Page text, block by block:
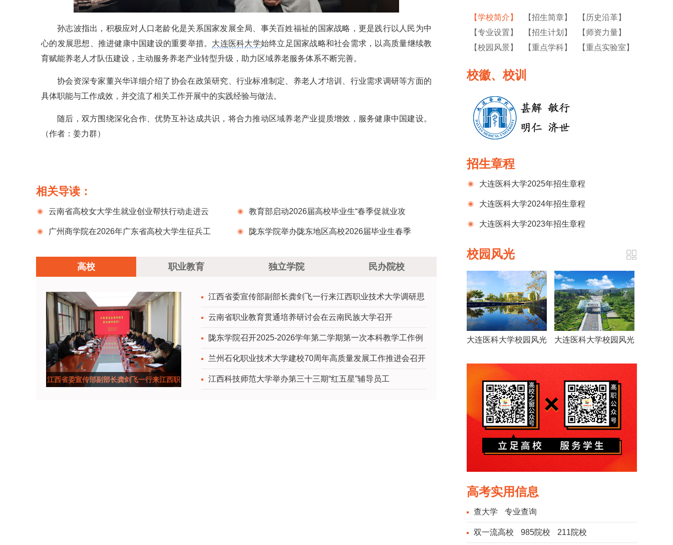
孙志波指出，积极应对人口老龄化是关系国家发展全局、事关百姓福祉的国家战略，更是践行以人民为中
心的发展思想、推进健康中国建设的重要举措。 大连医科大学始终立足国家战略和社会需求，以高质量继续教
育赋能养老人才队伍建设，主动服务养老产业转型升级，助力区域养老服务体系不断完善。
协会资深专家董兴华详细介绍了协会在政策研究、行业标准制定、养老人才培训、行业需求调研等方面的
具体职能与工作成效，并交流了相关工作开展中的实践经验与做法。
随后，双方围绕深化合作、优势互补达成共识，将合力推动区域养老产业提质增效，服务健康中国建设。
（作者：姜力群）
相关导读：
云南省高校女大学生就业创业帮扶行动走进云
南民族大学
教育部启动2026届高校毕业生“春季促就业攻
坚行动”
广州商学院在2026年广东省高校大学生征兵工 陇东学院举办陇东地区高校2026届毕业生春季
高校 职业教育 独立学院 民办院校
江西省委宣传部副部长龚剑飞一行来江西职
江西省委宣传部副部长龚剑飞一行来江西职业技术大学调研思
云南省职业教育贯通培养研讨会在云南民族大学召开
陇东学院召开2025-2026学年第二学期第一次本科教学工作例
会兰州石化职业技术大学建校70周年高质量发展工作推进会召开
江西科技师范大学举办第三十三期“红五星”辅导员工
【学校简介】 【招生简章】
【历史沿革】
【专业设置】
【招生计划】
【师资力量】
【校园风景】
【重点学科】 【重点实验室】
校徽、校训
招生章程
大连医科大学2025年招生章程
大连医科大学2024年招生章程
大连医科大学2023年招生章程
校园风光
大连医科大学校园风光 大连医科大学校园风光
高考实用信息
查大学 专业查询
双一流高校 985院校 211院校